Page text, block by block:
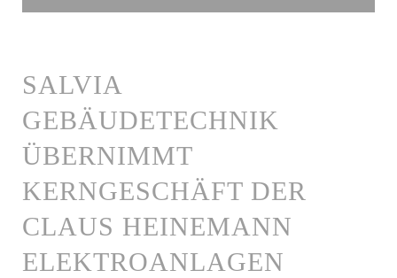
SALVIA
GEBÄUDETECHNIK
ÜBERNIMMT
KERNGESCHÄFT DER
CLAUS HEINEMANN
ELEKTROANLAGEN